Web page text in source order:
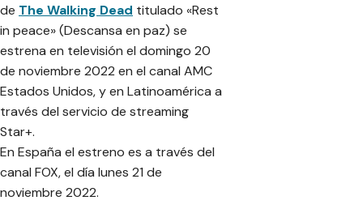
de The Walking Dead titulado «Rest
in peace» (Descansa en paz) se
estrena en televisión el domingo 20
de noviembre 2022 en el canal AMC
Estados Unidos, y en Latinoamérica a
través del servicio de streaming
Star+.
En España el estreno es a través del
canal FOX, el día lunes 21 de
noviembre 2022.